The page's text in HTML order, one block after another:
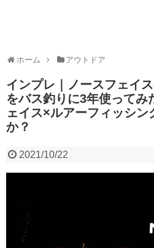
ホーム アウトドア
インプレ｜ノースフェイ
をバス釣りに3年使ってみ
ェイス×ルアーフィッシン
か？
2021/10/22